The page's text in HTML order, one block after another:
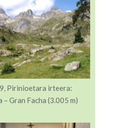
Pirinioetara irteera:
– Gran Facha (3.005 m)